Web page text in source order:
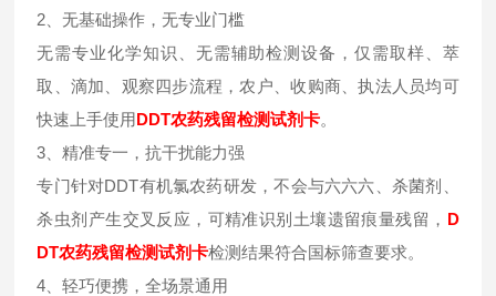
2、无基础操作，无专业门槛
无需专业化学知识、无需辅助检测设备，仅需取样、萃
取、滴加、观察四步流程，农户、收购商、执法人员均可
快速上手使用DDT农药残留检测试剂卡。
3、精准专一，抗干扰能力强
专门针对DDT有机氯农药研发，不会与六六六、杀菌剂、
杀虫剂产生交叉反应，可精准识别土壤遗留痕量残留， D
DT农药残留检测试剂卡检测结果符合国标筛查要求。
4、轻巧便携，全场景通用